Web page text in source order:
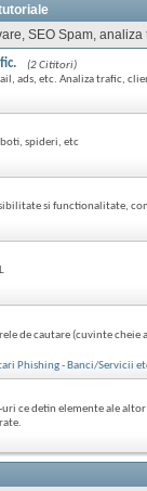
SEO Spam,
(2 Cititori)
ads, etc. Analiza trafic,
spideri, etc
si functionalitate,
de cautare (cuvinte
Phishing - Banci/Servicii
ce detin elemente ale